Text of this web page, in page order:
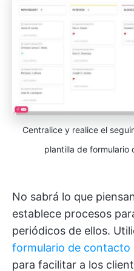
Centralice y realice el
plantilla de formulario
No sabrá lo que
establece procesos
periódicos de ellos.
formulario de contacto
para facilitar a los